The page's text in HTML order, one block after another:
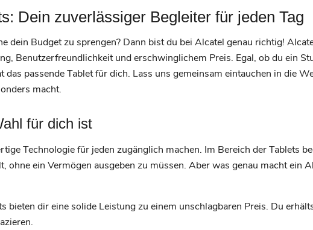
Dein zuverlässiger Begleiter für jeden Tag
dein Budget zu sprengen? Dann bist du bei Alcatel genau richtig!
Benutzerfreundlichkeit und erschwinglichem Preis. Egal, ob du ein
passende Tablet für dich. Lass uns gemeinsam eintauchen in die
macht.
für dich ist
Technologie für jeden zugänglich machen. Im Bereich der Tablets
ein Vermögen ausgeben zu müssen. Aber was genau macht ein
bieten dir eine solide Leistung zu einem unschlagbaren Preis. Du